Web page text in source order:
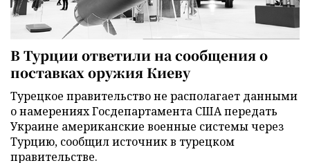
В Турции ответили на сообщения о
поставках оружия Киеву
Турецкое правительство не располагает данными
о намерениях Госдепартамента США передать
Украине американские военные системы через
Турцию, сообщил источник в турецком
правительстве.